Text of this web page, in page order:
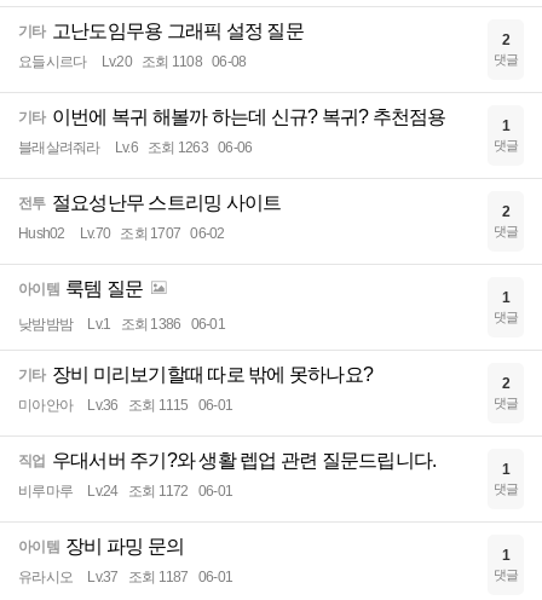
기타 고난도임무용 그래픽 설정 질문
요들시르다 Lv.20 조회 1108 06-08
2
댓글
기타 이번에 복귀 해볼까 하는데 신규? 복귀? 추천점용
블래살려줘라 Lv.6 조회 1263 06-06
1
댓글
전투 절요성난무 스트리밍 사이트
Hush02 Lv.70 조회 1707 06-02
2
댓글
아이템 룩템 질문
낮밤밤밤 Lv.1 조회 1386 06-01
1
댓글
기타 장비 미리보기할때 따로 밖에 못하나요?
미아안아 Lv.36 조회 1115 06-01
2
댓글
직업 우대서버 주기?와 생활 렙업 관련 질문드립니다.
비루마루 Lv.24 조회 1172 06-01
1
댓글
아이템 장비 파밍 문의
유라시오 Lv.37 조회 1187 06-01
1
댓글